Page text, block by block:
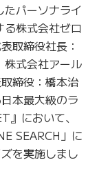
パーソナライ
る株式会社ゼロ
取締役社長：
株式会社アール
締役：橋本治
本最大級のラ
において、
SEARCH」に
を実施しまし